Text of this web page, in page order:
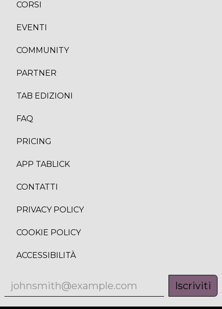
CORS
EVENTI
COMMUNITY
PARTNER
TAB EDIZION
FAQ
PRICING
APP TABLICK
CONTATTI
PRIVACY POLICY
COOKIE POLICY
ACCESSIBILITÀ
Iscriviti